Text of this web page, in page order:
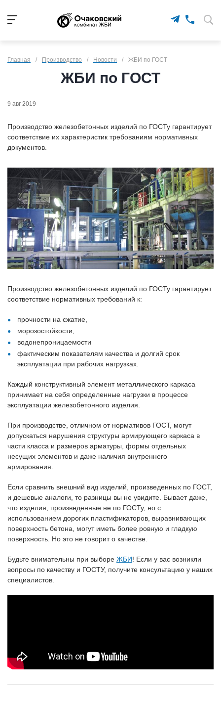
Главная / Производство / Новости / ЖБИ по ГОСТ
ЖБИ по ГОСТ
9 авг 2019
Производство железобетонных изделий по ГОСТу гарантирует
соответствие их характеристик требованиям нормативных
документов.
Производство железобетонных изделий по ГОСТу гарантирует
соответствие нормативных требований к:
прочности на сжатие,
морозостойкости,
водонепроницаемости
фактическим показателям качества и долгий срок
эксплуатации при рабочих нагрузках.
Каждый конструктивный элемент металлического каркаса
принимает на себя определенные нагрузки в процессе
эксплуатации железобетонного изделия.
При производстве, отличном от нормативов ГОСТ, могут
допускаться нарушения структуры армирующего каркаса в
части класса и размеров арматуры, формы отдельных
несущих элементов и даже наличия внутреннего
армирования.
Если сравнить внешний вид изделий, произведенных по ГОСТ,
и дешевые аналоги, то разницы вы не увидите. Бывает даже,
что изделия, произведенные не по ГОСТу, но с
использованием дорогих пластификаторов, выравнивающих
поверхность бетона, могут иметь более ровную и гладкую
поверхность. Но это не говорит о качестве.
Будьте внимательны при выборе ЖБИ! Если у вас возникли
вопросы по качеству и ГОСТУ, получите консультацию у наших
специалистов.